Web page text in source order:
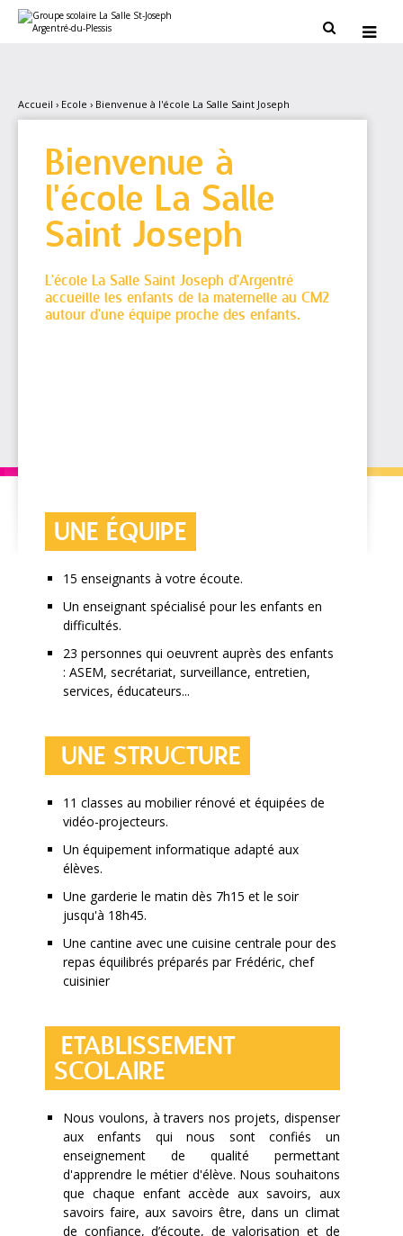
contenu.
personnels
 
Accueil › Ecole › Bienvenue à l'école La Salle Saint Joseph
Bienvenue à
l'école La Salle
Saint Joseph
L'école La Salle Saint Joseph d'Argentré
accueille les enfants de la maternelle au CM2
autour d'une équipe proche des enfants.
UNE ÉQUIPE
​15 enseignants à votre écoute.
Un enseignant spécialisé pour les enfants en
difficultés.
23 personnes qui oeuvrent auprès des enfants
: ASEM, secrétariat, surveillance, entretien,
services, éducateurs...
UNE STRUCTURE
​11 classes au mobilier rénové et équipées de
vidéo-projecteurs.
Un équipement informatique adapté aux
élèves.
Une garderie le matin dès 7h15 et le soir
jusqu'à 18h45.
Une cantine avec une cuisine centrale pour des
repas équilibrés préparés par Frédéric, chef
cuisinier
ETABLISSEMENT
SCOLAIRE
​Nous voulons, à travers nos projets, dispenser
aux enfants qui nous sont confiés un
enseignement de qualité permettant
d'apprendre le métier d'élève. Nous souhaitons
que chaque enfant accède aux savoirs, aux
savoirs faire, aux savoirs être, dans un climat
de confiance, d’écoute, de valorisation et de